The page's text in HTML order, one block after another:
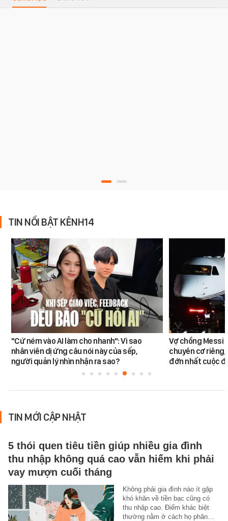
TIN NỔI BẬT KÊNH14
"Cứ ném vào AI làm cho nhanh": Vì sao
nhân viên dị ứng câu nói này của sếp,
người quản lý nhìn nhận ra sao?
Vợ chồng Messi
chuyên cơ
đớn nhất cuộc
TIN MỚI CẬP NHẬT
5 thói quen tiêu tiền giúp nhiều gia đình
thu nhập không quá cao vẫn hiếm khi phải
vay mượn cuối tháng
Không phải gia đình nào ít gặp
khó khăn về tiền bạc cũng có
thu nhập cao. Điểm khác biệt
thường nằm ở cách họ phân…